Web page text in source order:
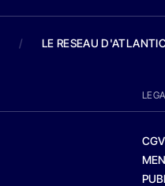
/ LE RESEAU
CGV